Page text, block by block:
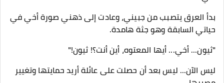
بدأ العرق يتصبب من جبيني، وعادت إلى ذهني صورة أخي في
حياتي السابقة وهو جثة هامدة.
"ثيون... أخي... أيها المعتوه، أين أنت؟! ثيون!"
ليس الآن... ليس بعد أن حصلت على عائلة أريد حمايتها وتغيير